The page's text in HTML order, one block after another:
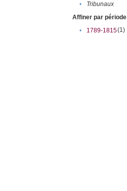
•
Tribunaux
Affiner par période
•
1789-1815(1)